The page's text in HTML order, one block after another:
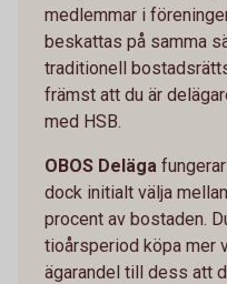
medlemmar i
beskattas på samma
traditionell
främst att du är
med HSB.
OBOS Deläga
dock initialt välja
procent av bostaden.
tioårsperiod köpa mer
ägarandel till dess att